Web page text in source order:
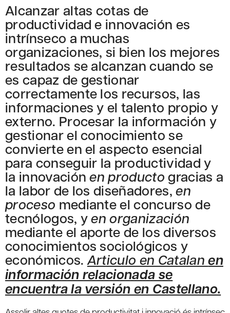
Alcanzar altas cotas de
productividad e innovación es
intrínseco a muchas
organizaciones, si bien los mejores
resultados se alcanzan cuando se
es capaz de gestionar
correctamente los recursos, las
informaciones y el talento propio y
externo. Procesar la información y
gestionar el conocimiento se
convierte en el aspecto esencial
para conseguir la productividad y
la innovaciónen productogracias a
la labor de los diseñadores,en
proceso mediante el concurso de
tecnólogos, yen organización
mediante el aporte de los diversos
conocimientos sociológicos y
económicos. Articulo en Catalanen
información relacionada se
encuentra la versión en Castellano.